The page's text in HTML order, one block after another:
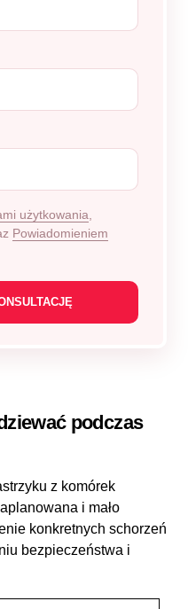
użytkowania
Powiadomieniem
podczas
z komórek
i mało
konkretnych schorzeń
bezpieczeństwa i